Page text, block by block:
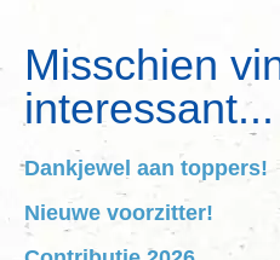
Misschien
interessant...
Dankjewel aan toppers!
Nieuwe voorzitter!